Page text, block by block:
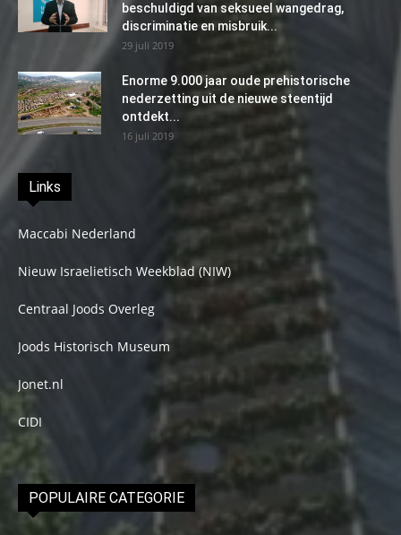
beschuldigd van seksueel wangedrag,
discriminatie en misbruik...
29 juli 2019
Enorme 9.000 jaar oude prehistorische
nederzetting uit de nieuwe steentijd
ontdekt...
16 juli 2019
Links
Maccabi Nederland
Nieuw Israelietisch Weekblad (NIW)
Centraal Joods Overleg
Joods Historisch Museum
Jonet.nl
CIDI
POPULAIRE CATEGORIE